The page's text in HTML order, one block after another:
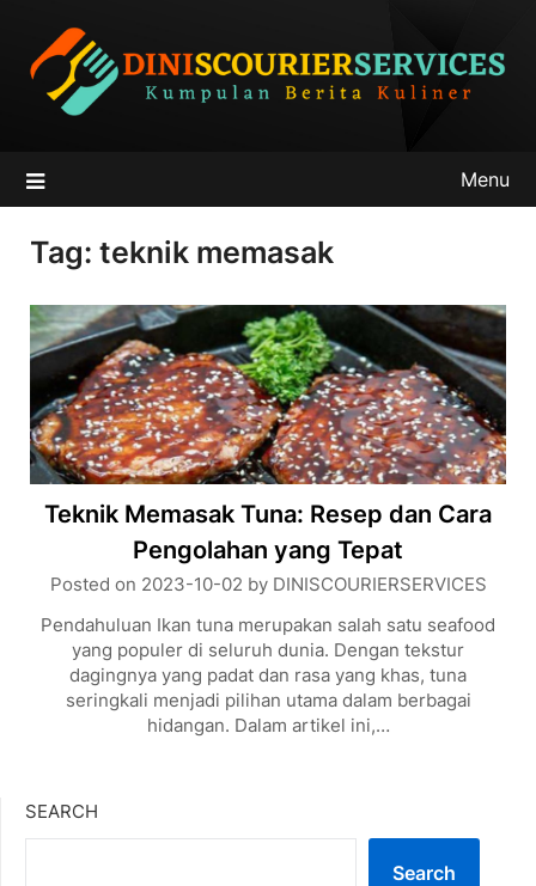
content
Menu
Tag: teknik memasak
Teknik Memasak Tuna: Resep dan Cara
Pengolahan yang Tepat
Posted on 2023-10-02 by DINISCOURIERSERVICES
Pendahuluan Ikan tuna merupakan salah satu seafood
yang populer di seluruh dunia. Dengan tekstur
dagingnya yang padat dan rasa yang khas, tuna
seringkali menjadi pilihan utama dalam berbagai
hidangan. Dalam artikel ini,…
SEARCH
Search